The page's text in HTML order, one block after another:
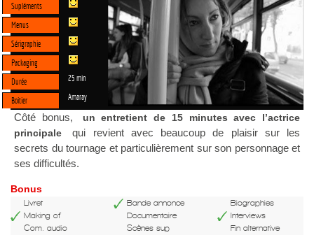
Supléments
Menus
Sérigraphie
Packaging
Durée
25 min
Boitier Amaray
Côté bonus,
un entretient de 15 minutes avec l’actrice
principale
qui revient avec beaucoup de plaisir sur les
secrets du tournage et particulièrement sur son personnage et
ses difficultés.
Bonus
Livret Bande annonce
Biographies
Making of
Documentaire
Interviews
Com. audio
Scènes sup Fin alternative